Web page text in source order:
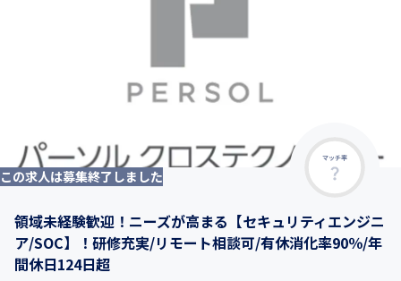
マッチ率
この求人は募集終了しました
領域未経験歓迎！ニーズが高まる【セキュリティエンジニ
ア/SOC】！研修充実/リモート相談可/有休消化率90％/年
間休日124日超